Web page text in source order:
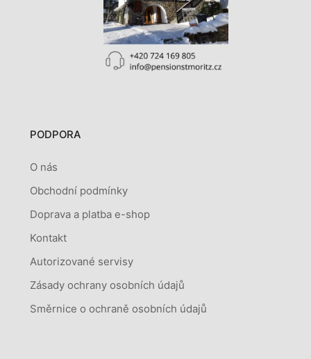
PODPORA
O nás
Obchodní podmínky
Doprava a platba e-shop
Kontakt
Autorizované servisy
Zásady ochrany osobních údajů
Směrnice o ochraně osobních údajů